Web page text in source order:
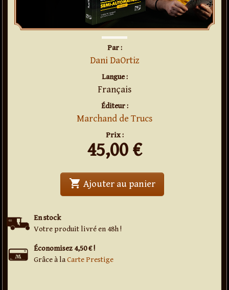
Par :
Dani DaOrtiz
Langue :
Français
Éditeur :
Marchand de Trucs
Prix :
45,00 €
En stock
Votre produit livré en 48h !
Économisez 4,50 € !
Grâce à laCarte Prestige
shopping_cart Ajouter au panier